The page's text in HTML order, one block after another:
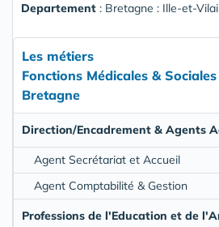
Departement : Bretagne : Ille-et-
Les métiers
Fonctions Médicales & Sociales
Bretagne
Direction/Encadrement & Agents
Agent Secrétariat et Accueil
Agent Comptabilité & Gestion
Professions de l'Education et de